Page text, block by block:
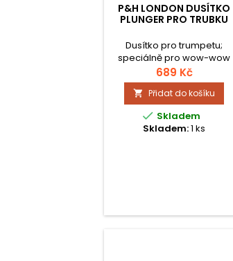
P&H LONDON DUSÍTKO
PLUNGER PRO TRUBKU
Dusítko pro trumpetu;
speciálně pro wow-wow
efekt.
689 Kč
 Přidat do košíku
 Skladem
Skladem:1 ks